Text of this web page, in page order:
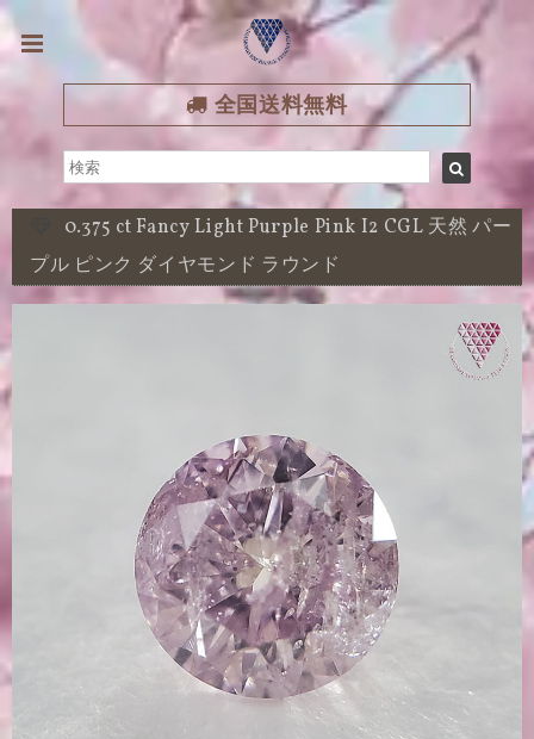
全国送料無料
0.375 ct Fancy Light Purple Pink I2 CGL 天然 パー
プル ピンク ダイヤモンド ラウンド